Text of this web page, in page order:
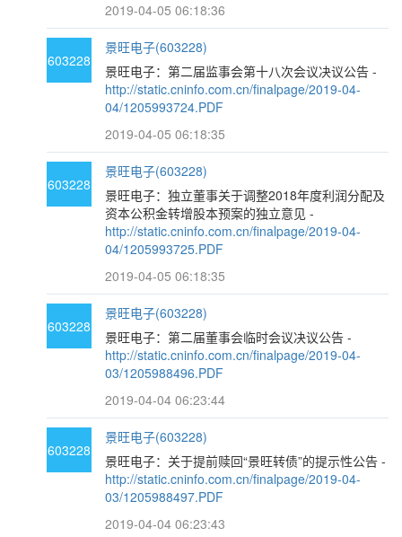
2019-04-05 06:18:36
603228
景旺电子(603228)
景旺电子：第二届监事会第十八次会议决议公告 -
http://static.cninfo.com.cn/finalpage/2019-04-
04/1205993724.PDF
2019-04-05 06:18:35
603228
景旺电子(603228)
景旺电子：独立董事关于调整2018年度利润分配及
资本公积金转增股本预案的独立意见 -
http://static.cninfo.com.cn/finalpage/2019-04-
04/1205993725.PDF
2019-04-05 06:18:35
603228
景旺电子(603228)
景旺电子：第二届董事会临时会议决议公告 -
http://static.cninfo.com.cn/finalpage/2019-04-
03/1205988496.PDF
2019-04-04 06:23:44
603228
景旺电子(603228)
景旺电子：关于提前赎回“景旺转债”的提示性公告 -
http://static.cninfo.com.cn/finalpage/2019-04-
03/1205988497.PDF
2019-04-04 06:23:43